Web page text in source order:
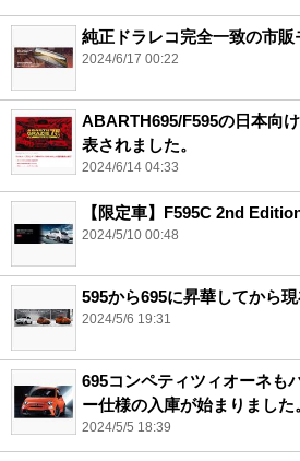
純正ドラレコ完全一致の市販
2024/6/17 00:22
ABARTH695/F595の日本向
表されました。
2024/6/14 04:33
【限定車】F595C 2nd
2024/5/10 00:48
595から695に昇華してから
2024/5/6 19:31
695コンペティツィオーネも
ー仕様の入庫が始まりました
2024/5/5 18:39